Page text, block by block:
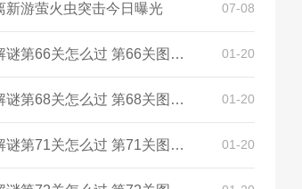
新游萤火虫突击今日曝光 07-08
召唤与合成解谜第66关怎么过 第66关图文通关攻略 01-20
召唤与合成解谜第68关怎么过 第68关图文通关攻略 01-20
召唤与合成解谜第71关怎么过 第71关图文通关攻略 01-20